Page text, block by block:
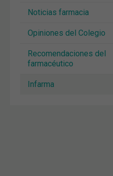
Noticias farmacia
Opiniones del Colegio
Recomendaciones del
farmacéutico
Infarma